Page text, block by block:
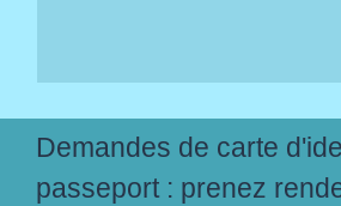
Demandes de carte
passeport : prenez